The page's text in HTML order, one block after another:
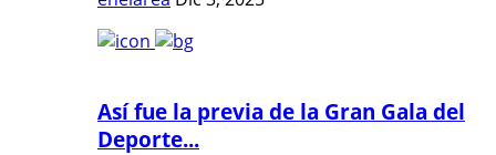
Así fue la previa de la Gran Gala del
Deporte...